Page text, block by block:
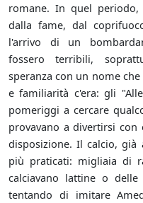
romane. In quel periodo,
dalla fame, dal
l'arrivo di un
fossero terribili,
speranza con un nome
e familiarità c'era: gli
pomeriggi a cercare
provavano a divertirsi
disposizione. Il calcio, già
più praticati: migliaia di
calciavano lattine o
tentando di imitare